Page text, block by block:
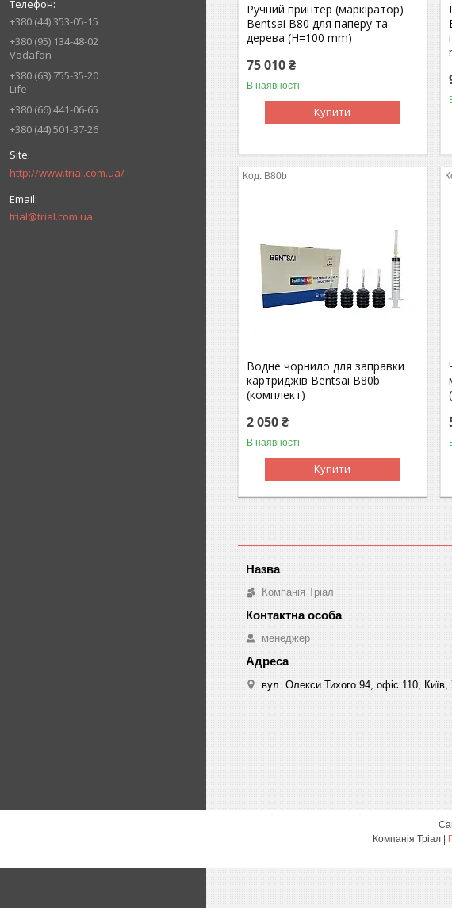
+380 (44) 353-05-15
+380 (95) 134-48-02
Vodafon
+380 (63) 755-35-20
Life
+380 (66) 441-06-65
+380 (44) 501-37-26
http://www.trial.com.ua/
trial@trial.com.ua
Ручний принтер (маркіратор)
Bentsai B80 для паперу та
дерева (H=100 mm)
75 010 ₴
В наявності
Купити
B80b
Водне чорнило для заправки
картриджів Bentsai B80b
(комплект)
2 050 ₴
В наявності
Купити
Компанія Тріал
менеджер
вул. Олекси Тихого 94, офіс 110, Київ,
Компанія Тріал |